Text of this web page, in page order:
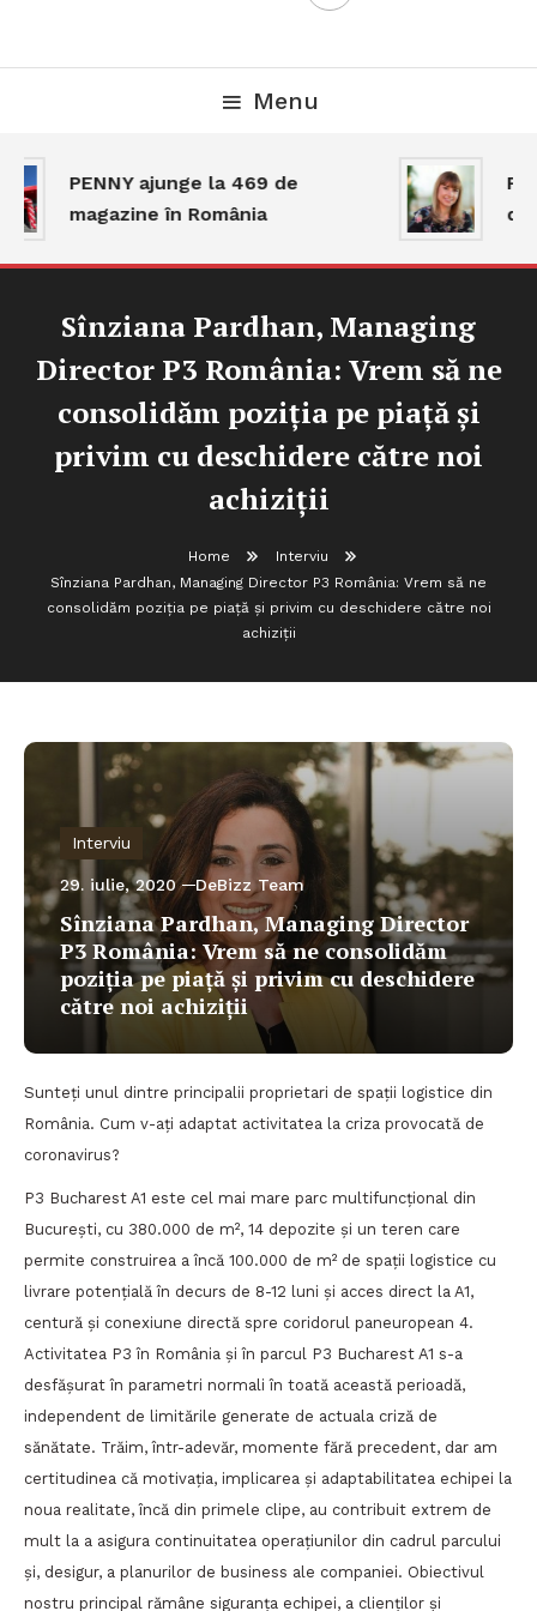
Menu
PENNY ajunge la 469 de
magazine în România
Sînziana Pardhan, Managing
Director P3 România: Vrem să ne
consolidăm poziția pe piață și
privim cu deschidere către noi
achiziții
Home
Interviu
Sînziana Pardhan, Managing Director P3 România: Vrem să ne
consolidăm poziția pe piață și privim cu deschidere către noi
achiziții
Interviu
29. iulie, 2020 DeBizz Team
Sînziana Pardhan, Managing Director
P3 România: Vrem să ne consolidăm
poziția pe piață și privim cu deschidere
către noi achiziții
Sunteți unul dintre principalii proprietari de spații logistice din
România. Cum v-ați adaptat activitatea la criza provocată de
coronavirus?
P3 Bucharest A1 este cel mai mare parc multifuncțional din
București, cu 380.000 de m², 14 depozite și un teren care
permite construirea a încă 100.000 de m² de spații logistice cu
livrare potențială în decurs de 8-12 luni și acces direct la A1,
centură și conexiune directă spre coridorul paneuropean 4.
Activitatea P3 în România și în parcul P3 Bucharest A1 s-a
desfășurat în parametri normali în toată această perioadă,
independent de limitările generate de actuala criză de
sănătate. Trăim, într-adevăr, momente fără precedent, dar am
certitudinea că motivația, implicarea și adaptabilitatea echipei la
noua realitate, încă din primele clipe, au contribuit extrem de
mult la a asigura continuitatea operațiunilor din cadrul parcului
și, desigur, a planurilor de business ale companiei. Obiectivul
nostru principal rămâne siguranța echipei, a clienților și